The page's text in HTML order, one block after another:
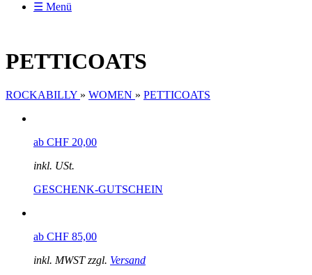
☰ Menü
PETTICOATS
ROCKABILLY » WOMEN » PETTICOATS
ab CHF 20,00
inkl. USt.
GESCHENK-GUTSCHEIN
ab CHF 85,00
inkl. MWST zzgl. Versand